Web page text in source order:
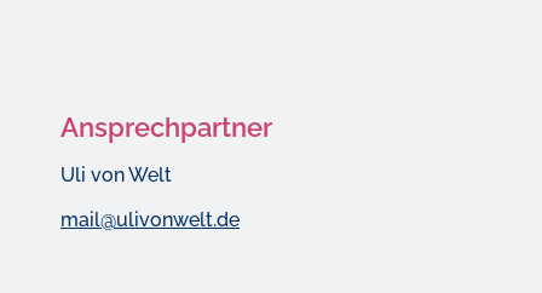
Ansprechpartner
Uli von Welt
mail@ulivonwelt.de